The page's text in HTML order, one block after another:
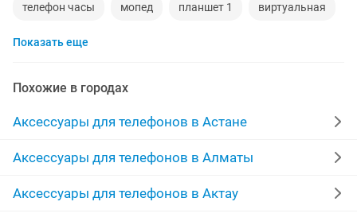
телефон часы мопед планшет 1 виртуальная
обмен iphone
защитное стекло на телефон домашний телефоны
call of закрытием товар book macbook
контроллеры ангелы call of duty
Показать еще
Похожие в городах
Аксессуары для телефонов в Астане
Аксессуары для телефонов в Алматы
Аксессуары для телефонов в Актау